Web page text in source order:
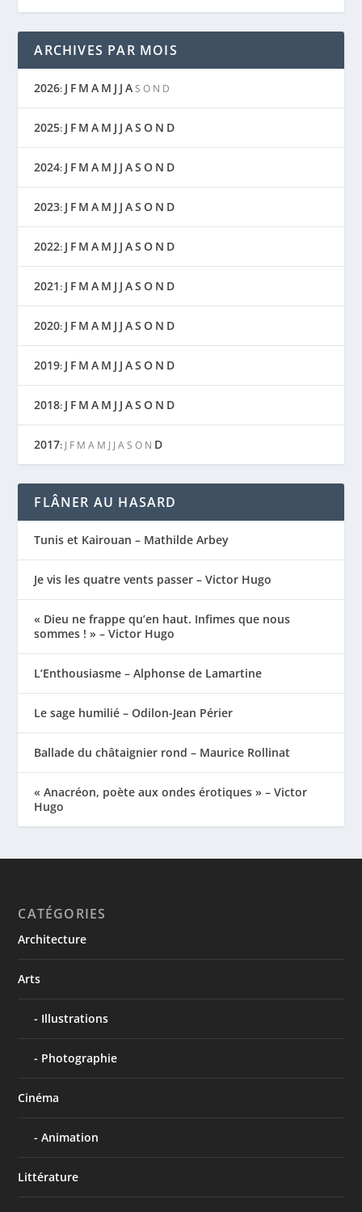
ARCHIVES PAR MOIS
2026: J F M A M J J A S O N D
2025: J F M A M J J AS O N D
2024: J F M A M J J AS O N D
2023: J F M A M J J AS O N D
2022: J F M A M J J AS O N D
2021: J F M A M J J AS O N D
2020: J F M A M J J AS O N D
2019: J F M A M J J AS O N D
2018: J F M A M J J AS O N D
2017: J F M A M J J A S O N D
FLÂNER AU HASARD
Tunis et Kairouan – Mathilde Arbey
Je vis les quatre vents passer – Victor Hugo
« Dieu ne frappe qu’en haut. Infimes que nous
sommes ! » – Victor Hugo
L’Enthousiasme – Alphonse de Lamartine
Le sage humilié – Odilon-Jean Périer
Ballade du châtaignier rond – Maurice Rollinat
« Anacréon, poète aux ondes érotiques » – Victor
Hugo
CATÉGORIES
Architecture
Arts
Illustrations
Photographie
Cinéma
Animation
Littérature